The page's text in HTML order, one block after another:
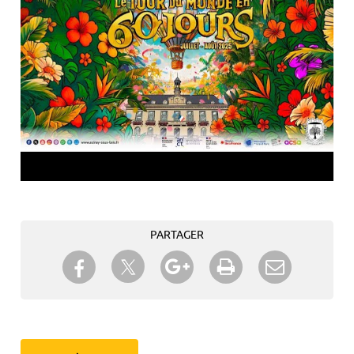
PARTAGER
Partager sur Facebook
Partager sur TwitterPartager sur Google+
Imprimer